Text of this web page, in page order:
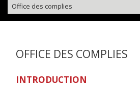
Office des complies
OFFICE DES COMPLIES
INTRODUCTION